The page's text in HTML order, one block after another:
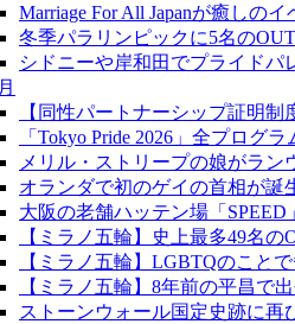
Marriage For All Japanが癒しの
冬季パラリンピックに5名の
シドニーや岸和田でプライドパ
【同性パートナーシップ証明
「Tokyo Pride 2026」全プログラ
メリル・ストリープの娘がラ
オランダで初のゲイの首相が誕
大阪の老舗ハッテン場「
【ミラノ五輪】史上最多49名
【ミラノ五輪】LGBTQのこと
【ミラノ五輪】8年前の平昌で
ストーンウォール国定史跡に再